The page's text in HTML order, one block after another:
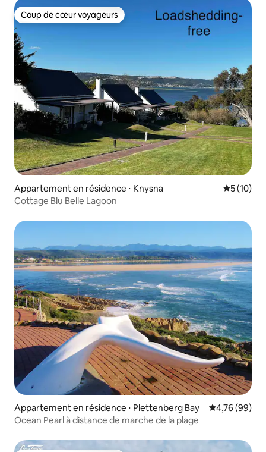
Coup de cœur voyageurs
Coup de cœur voyageurs
Appartement en résidence ⋅ Knysna
5 (10)
Cottage Blu Belle Lagoon
Appartement en résidence ⋅ Plettenberg Bay Évaluation
4,76 (99)
Ocean Pearl à distance de marche de la plage